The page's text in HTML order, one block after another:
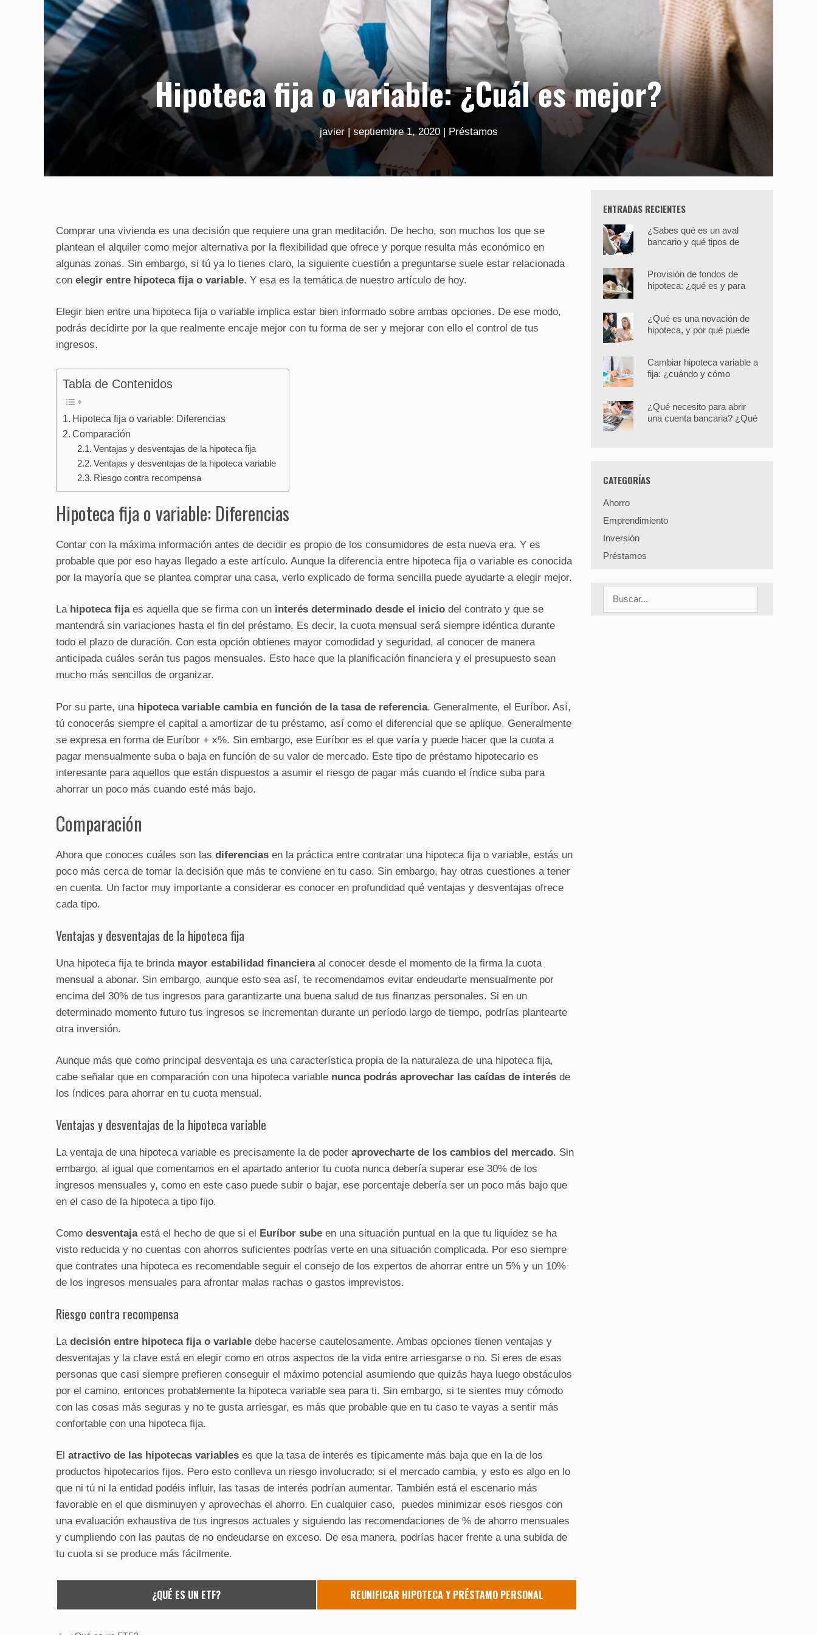
Hipoteca fija o variable: ¿Cuál es mejor?
javier| septiembre 1, 2020| Préstamos
Comprar una vivienda es una decisión que requiere una gran meditación. De hecho, son muchos los que se
plantean el alquiler como mejor alternativa por la flexibilidad que ofrece y porque resulta más económico en
algunas zonas. Sin embargo, si tú ya lo tienes claro, la siguiente cuestión a preguntarse suele estar relacionada
con elegir entre hipoteca fija o variable. Y esa es la temática de nuestro artículo de hoy.
Elegir bien entre una hipoteca fija o variable implica estar bien informado sobre ambas opciones. De ese modo,
podrás decidirte por la que realmente encaje mejor con tu forma de ser y mejorar con ello el control de tus
ingresos.
Tabla de Contenidos
Hipoteca fija o variable: Diferencias
Comparación
Ventajas y desventajas de la hipoteca fija
Ventajas y desventajas de la hipoteca variable
Riesgo contra recompensa
Hipoteca fija o variable: Diferencias
Contar con la máxima información antes de decidir es propio de los consumidores de esta nueva era. Y es
probable que por eso hayas llegado a este artículo. Aunque la diferencia entre hipoteca fija o variable es conocida
por la mayoría que se plantea comprar una casa, verlo explicado de forma sencilla puede ayudarte a elegir mejor.
La hipoteca fijaes aquella que se firma con un interés determinado desde el inicio del contrato y que se
mantendrá sin variaciones hasta el fin del préstamo. Es decir, la cuota mensual será siempre idéntica durante
todo el plazo de duración. Con esta opción obtienes mayor comodidad y seguridad, al conocer de manera
anticipada cuáles serán tus pagos mensuales. Esto hace que la planificación financiera y el presupuesto sean
mucho más sencillos de organizar.
Por su parte, una hipoteca variable cambia en función de la tasa de referencia. Generalmente, el Euríbor. Así,
tú conocerás siempre el capital a amortizar de tu préstamo, así como el diferencial que se aplique. Generalmente
se expresa en forma de Euríbor + x%. Sin embargo, ese Euríbor es el que varía y puede hacer que la cuota a
pagar mensualmente suba o baja en función de su valor de mercado. Este tipo de préstamo hipotecario es
interesante para aquellos que están dispuestos a asumir el riesgo de pagar más cuando el índice suba para
ahorrar un poco más cuando esté más bajo.
Comparación
Ahora que conoces cuáles son las diferencias en la práctica entre contratar una hipoteca fija o variable, estás un
poco más cerca de tomar la decisión que más te conviene en tu caso. Sin embargo, hay otras cuestiones a tener
en cuenta. Un factor muy importante a considerar es conocer en profundidad qué ventajas y desventajas ofrece
cada tipo.
Ventajas y desventajas de la hipoteca fija
Una hipoteca fija te brinda mayor estabilidad financieraal conocer desde el momento de la firma la cuota
mensual a abonar. Sin embargo, aunque esto sea así, te recomendamos evitar endeudarte mensualmente por
encima del 30% de tus ingresos para garantizarte una buena salud de tus finanzas personales. Si en un
determinado momento futuro tus ingresos se incrementan durante un período largo de tiempo, podrías plantearte
otra inversión.
Aunque más que como principal desventaja es una característica propia de la naturaleza de una hipoteca fija,
cabe señalar que en comparación con una hipoteca variable nunca podrás aprovechar las caídas de interés de
los índices para ahorrar en tu cuota mensual.
Ventajas y desventajas de la hipoteca variable
La ventaja de una hipoteca variable es precisamente la de poder aprovecharte de los cambios del mercado. Sin
embargo, al igual que comentamos en el apartado anterior tu cuota nunca debería superar ese 30% de los
ingresos mensuales y, como en este caso puede subir o bajar, ese porcentaje debería ser un poco más bajo que
en el caso de la hipoteca a tipo fijo.
Como desventajaestá el hecho de que si el Euríbor sube en una situación puntual en la que tu liquidez se ha
visto reducida y no cuentas con ahorros suficientes podrías verte en una situación complicada. Por eso siempre
que contrates una hipoteca es recomendable seguir el consejo de los expertos de ahorrar entre un 5% y un 10%
de los ingresos mensuales para afrontar malas rachas o gastos imprevistos.
Riesgo contra recompensa
La decisión entre hipoteca fija o variable debe hacerse cautelosamente. Ambas opciones tienen ventajas y
desventajas y la clave está en elegir como en otros aspectos de la vida entre arriesgarse o no. Si eres de esas
personas que casi siempre prefieren conseguir el máximo potencial asumiendo que quizás haya luego obstáculos
por el camino, entonces probablemente la hipoteca variable sea para ti. Sin embargo, si te sientes muy cómodo
con las cosas más seguras y no te gusta arriesgar, es más que probable que en tu caso te vayas a sentir más
confortable con una hipoteca fija.
El atractivo de las hipotecas variables es que la tasa de interés es típicamente más baja que en la de los
productos hipotecarios fijos. Pero esto conlleva un riesgo involucrado: si el mercado cambia, y esto es algo en lo
que ni tú ni la entidad podéis influir, las tasas de interés podrían aumentar. También está el escenario más
favorable en el que disminuyen y aprovechas el ahorro. En cualquier caso, puedes minimizar esos riesgos con
una evaluación exhaustiva de tus ingresos actuales y siguiendo las recomendaciones de % de ahorro mensuales
y cumpliendo con las pautas de no endeudarse en exceso. De esa manera, podrías hacer frente a una subida de
tu cuota si se produce más fácilmente.
¿QUÉ ES UN ETF? REUNIFICAR HIPOTECA Y PRÉSTAMO PERSONAL
ENTRADAS RECIENTES
¿Sabes qué es un aval
bancario y qué tipos de
Provisión de fondos de
hipoteca: ¿qué es y para
¿Qué es una novación de
hipoteca, y por qué puede
Cambiar hipoteca variable a
fija: ¿cuándo y cómo
¿Qué necesito para abrir
una cuenta bancaria? ¿Qué
CATEGORÍAS
Ahorro
Emprendimiento
Inversión
Préstamos